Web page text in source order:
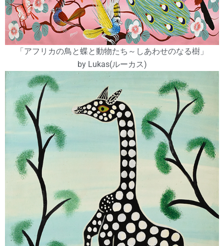
「アフリカの鳥と蝶と動物たち～しあわせのなる樹」
by Lukas(ルーカス)